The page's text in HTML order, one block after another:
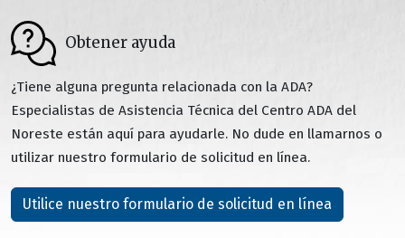
Obtener ayuda
¿Tiene alguna pregunta relacionada con la ADA?
Especialistas de Asistencia Técnica del Centro ADA del
Noreste están aquí para ayudarle. No dude en llamarnos o
utilizar nuestro formulario de solicitud en línea.
Utilice nuestro formulario de solicitud en línea